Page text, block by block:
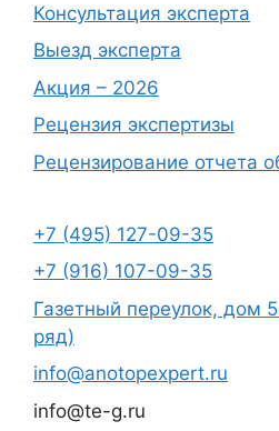
Консультация эксперта
Выезд эксперта
Акция – 2026
Рецензия экспертизы
Рецензирование отчета
+7 (495) 127-09-35
+7 (916) 107-09-35
Газетный переулок, дом
ряд)
info@anotopexpert.ru
info@te-g.ru